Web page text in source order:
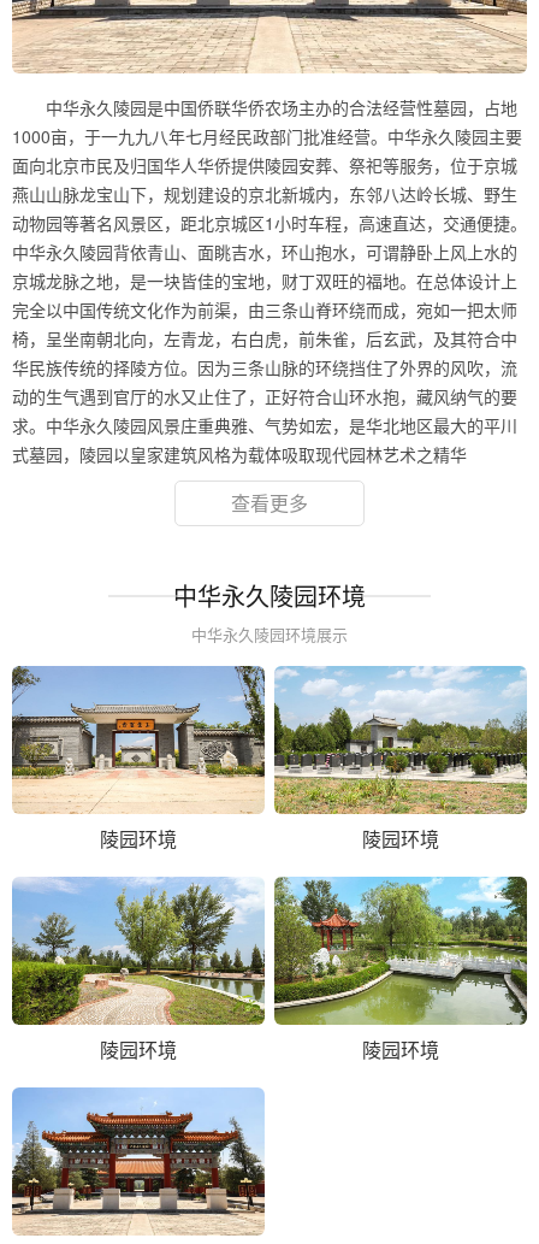
中华永久陵园是中国侨联华侨农场主办的合法经营性墓园，占地
1000亩，于一九九八年七月经民政部门批准经营。中华永久陵园主要
面向北京市民及归国华人华侨提供陵园安葬、祭祀等服务，位于京城
燕山山脉龙宝山下，规划建设的京北新城内，东邻八达岭长城、野生
动物园等著名风景区，距北京城区1小时车程，高速直达，交通便捷。
中华永久陵园背依青山、面眺吉水，环山抱水，可谓静卧上风上水的
京城龙脉之地，是一块皆佳的宝地，财丁双旺的福地。在总体设计上
完全以中国传统文化作为前渠，由三条山脊环绕而成，宛如一把太师
椅，呈坐南朝北向，左青龙，右白虎，前朱雀，后玄武，及其符合中
华民族传统的择陵方位。因为三条山脉的环绕挡住了外界的风吹，流
动的生气遇到官厅的水又止住了，正好符合山环水抱，藏风纳气的要
求。中华永久陵园风景庄重典雅、气势如宏，是华北地区最大的平川
式墓园，陵园以皇家建筑风格为载体吸取现代园林艺术之精华
查看更多
中华永久陵园环境
中华永久陵园环境展示
陵园环境 陵园环境
陵园环境 陵园环境